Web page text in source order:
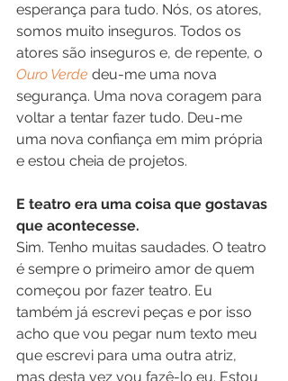
esperança para tudo. Nós, os atores,
somos muito inseguros. Todos os
atores são inseguros e, de repente, o
Ouro Verde deu-me uma nova
segurança. Uma nova coragem para
voltar a tentar fazer tudo. Deu-me
uma nova confiança em mim própria
e estou cheia de projetos.
E teatro era uma coisa que gostavas
que acontecesse.
Sim. Tenho muitas saudades. O teatro
é sempre o primeiro amor de quem
começou por fazer teatro. Eu
também já escrevi peças e por isso
acho que vou pegar num texto meu
que escrevi para uma outra atriz,
mas desta vez vou fazê-lo eu. Estou